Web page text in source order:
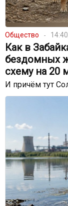
Общество
Как в
бездомных
схему на 20
И причём тут